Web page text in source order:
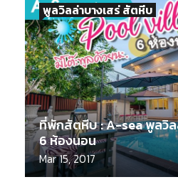
ที่พักสัตหีบ : A-sea พูลวิล
6 ห้องนอน
Mar 15, 2017
พูลวิลล่าบางเสร่ สัตหีบ